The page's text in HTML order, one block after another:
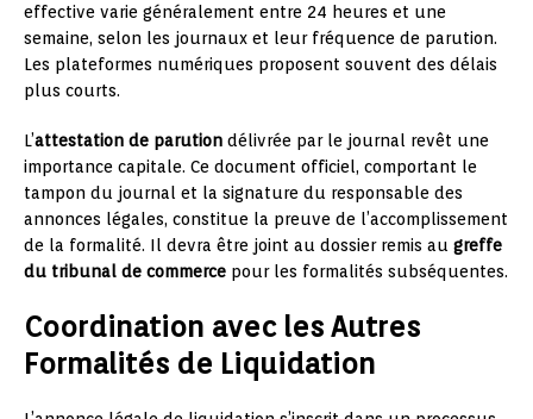
effective varie généralement entre 24 heures et une
semaine, selon les journaux et leur fréquence de parution.
Les plateformes numériques proposent souvent des délais
plus courts.
L’attestation de parution délivrée par le journal revêt une
importance capitale. Ce document officiel, comportant le
tampon du journal et la signature du responsable des
annonces légales, constitue la preuve de l’accomplissement
de la formalité. Il devra être joint au dossier remis au greffe
du tribunal de commerce pour les formalités subséquentes.
Coordination avec les Autres
Formalités de Liquidation